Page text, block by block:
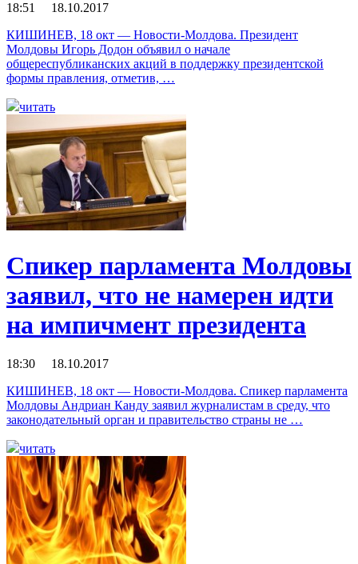
18:51 18.10.2017
КИШИНЕВ, 18 окт — Новости-Молдова. Президент
Молдовы Игорь Додон объявил о начале
общереспубликанских акций в поддержку президентской
формы правления, отметив, …
читать
Спикер парламента Молдовы
заявил, что не намерен идти
на импичмент президента
18:30 18.10.2017
КИШИНЕВ, 18 окт — Новости-Молдова. Спикер парламента
Молдовы Андриан Канду заявил журналистам в среду, что
законодательный орган и правительство страны не …
читать